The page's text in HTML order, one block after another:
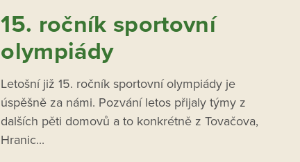
15. ročník sportovní
olympiády
Letošní již 15. ročník sportovní olympiády je
úspěšně za námi. Pozvání letos přijaly týmy z
dalších pěti domovů a to konkrétně z Tovačova,
Hranic...